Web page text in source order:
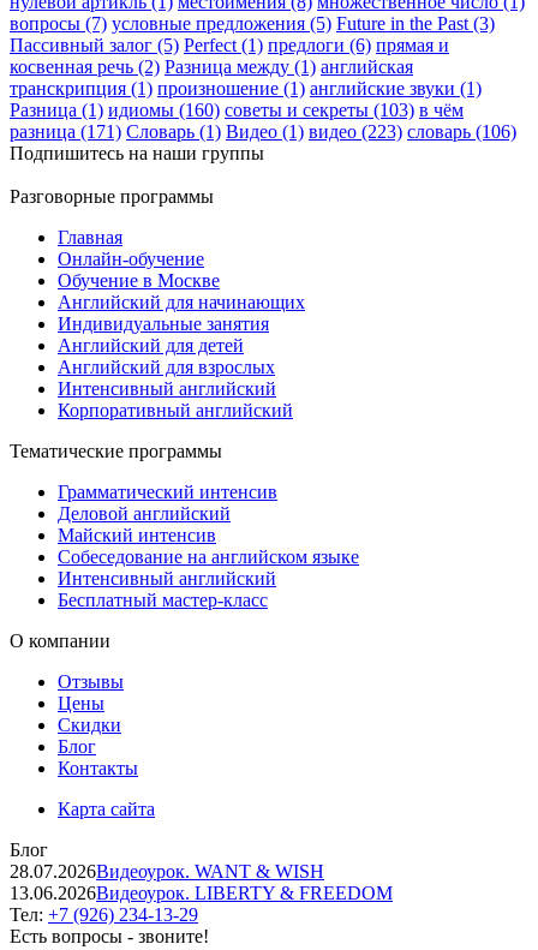
вопросы (7) условные предложения (5) Future in the Past (3)
Пассивный залог (5) Perfect (1) предлоги (6) прямая и
косвенная речь (2) Разница между (1) английская
транскрипция (1) произношение (1) английские звуки (1)
Разница (1) идиомы (160) советы и секреты (103) в чём
разница (171) Словарь (1) Видео (1) видео (223) словарь (106)
Подпишитесь на наши группы
Разговорные программы
Главная
Онлайн-обучение
Обучение в Москве
Английский для начинающих
Индивидуальные занятия
Английский для детей
Английский для взрослых
Интенсивный английский
Корпоративный английский
Тематические программы
Грамматический интенсив
Деловой английский
Майский интенсив
Собеседование на английском языке
Интенсивный английский
Бесплатный мастер-класс
О компании
Отзывы
Цены
Скидки
Блог
Контакты
Карта сайта
Блог
28.07.2026Видеоурок. WANT & WISH
13.06.2026Видеоурок. LIBERTY & FREEDOM
Тел: +7 (926) 234-13-29
Есть вопросы - звоните!